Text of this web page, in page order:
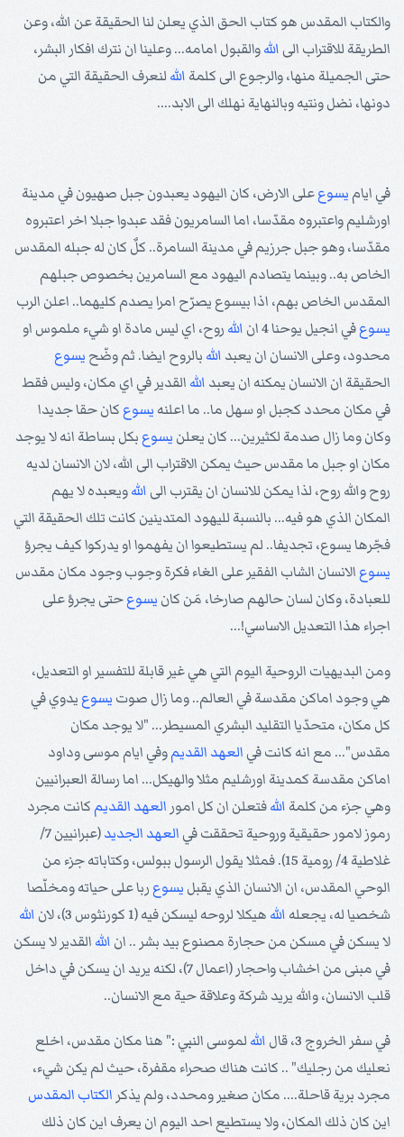
والكتاب المقدس هو كتاب الحق الذي يعلن لنا الحقيقة عن الله، وعن
الطريقة للاقتراب الى اللهوالقبول امامه... وعلينا ان نترك افكار البشر،
حتى الجميلة منها، والرجوع الى كلمة الله لنعرف الحقيقة التي من
دونها، نضل ونتيه وبالنهاية نهلك الى الابد....
في ايام يسوععلى الارض، كان اليهود يعبدون جبل صهيون في مدينة
اورشليم واعتبروه مقدّسا، اما السامريون فقد عبدوا جبلا اخر اعتبروه
مقدّسا، وهو جبل جرزيم في مدينة السامرة.. كلٌ كان له جبله المقدس
الخاص به.. وبينما يتصادم اليهود مع السامرين بخصوص جبلهم
المقدس الخاص بهم، اذا بيسوع يصرّح امرا يصدم كليهما.. اعلن الرب
يسوعفي انجيل يوحنا 4 ان الله روح، اي ليس مادة او شيء ملموس او
محدود، وعلى الانسان ان يعبد الله بالروح ايضا. ثم وضّح يسوع
الحقيقة ان الانسان يمكنه ان يعبد الله القدير في اي مكان، وليس فقط
في مكان محدد كجبل او سهل ما.. ما اعلنه يسوع كان حقا جديدا
وكان وما زال صدمة لكثيرين... كان يعلن يسوع بكل بساطة انه لا يوجد
مكان او جبل ما مقدس حيث يمكن الاقتراب الى الله، لان الانسان لديه
روح والله روح، لذا يمكن للانسان ان يقترب الى اللهويعبده لا يهم
المكان الذي هو فيه... بالنسبة لليهود المتدينين كانت تلك الحقيقة التي
فجّرها يسوع، تجديفا.. لم يستطيعوا ان يفهموا او يدركوا كيف يجرؤ
يسوع الانسان الشاب الفقير على الغاء فكرة وجوب وجود مكان مقدس
للعبادة، وكان لسان حالهم صارخا، مَن كان يسوعحتى يجرؤ على
اجراء هذا التعديل الاساسي!...
ومن البديهيات الروحية اليوم التي هي غير قابلة للتفسير او التعديل،
هي وجود اماكن مقدسة في العالم.. وما زال صوت يسوع يدوي في
كل مكان، متحدّيا التقليد البشري المسيطر... "لا يوجد مكان
مقدس"... مع انه كانت في العهد القديموفي ايام موسى وداود
اماكن مقدسة كمدينة اورشليم مثلا والهيكل... اما رسالة العبرانيين
وهي جزء من كلمة اللهفتعلن ان كل امور العهد القديمكانت مجرد
رموز لامور حقيقية وروحية تحققت في العهد الجديد
(عبرانيين 7/
غلاطية 4/ رومية 15). فمثلا يقول الرسول ببولس، وكتاباته جزء من
الوحي المقدس، ان الانسان الذي يقبل يسوع ربا على حياته ومخلّصا
شخصيا له، يجعله الله هيكلا لروحه ليسكن فيه (1 كورنثوس 3)، لان
الله
لا يسكن في مسكن من حجارة مصنوع بيد بشر .. ان الله القدير لا يسكن
في مبنى من اخشاب واحجار (اعمال 7)، لكنه يريد ان يسكن في داخل
قلب الانسان، والله يريد شركة وعلاقة حية مع الانسان..
في سفر الخروج 3، قال الله لموسى النبي :" هنا مكان مقدس، اخلع
نعليك من رجليك" .. كانت هناك صحراء مقفرة، حيث لم يكن شيء،
مجرد برية قاحلة.... مكان صغير ومحدد، ولم يذكر الكتاب المقدس
اين كان ذلك المكان، ولا يستطيع احد اليوم ان يعرف اين كان ذلك